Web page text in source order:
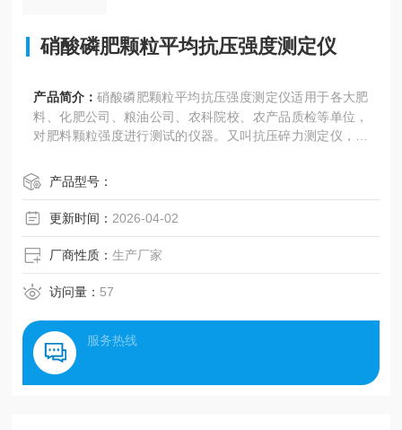
硝酸磷肥颗粒平均抗压强度测定仪
产品简介：硝酸磷肥颗粒平均抗压强度测定仪适用于各大肥
料、化肥公司、粮油公司、农科院校、农产品质检等单位，
对肥料颗粒强度进行测试的仪器。又叫抗压碎力测定仪，颗
接触试样前速度可快 接触试验时自动恢复慢 测试完可调快
节省实验时间
产品型号：
更新时间： 2026-04-02
厂商性质：生产厂家
访问量： 57
服务热线